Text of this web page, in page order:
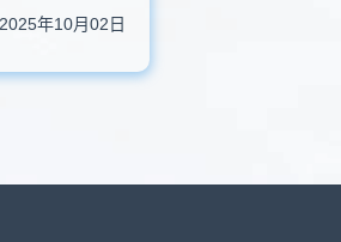
2025年10月02日